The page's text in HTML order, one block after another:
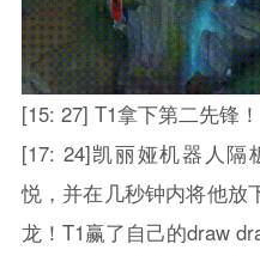
[15: 27] T1拿下第二先锋！
[17: 24]凯丽娅机器人
悦，并在几秒钟内将他放
龙！T1赢了自己的draw